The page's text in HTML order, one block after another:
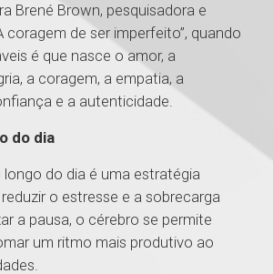
Brené Brown, pesquisadora e
coragem de ser imperfeito”, quando
é que nasce o amor, a
a coragem, a empatia, a
e a autenticidade.
do dia
longo do dia é uma estratégia
o estresse e a sobrecarga
a pausa, o cérebro se permite
um ritmo mais produtivo ao